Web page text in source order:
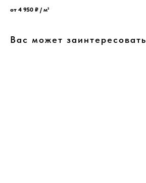
от 4 950 ₽ / м²
Вас может заинтересовать